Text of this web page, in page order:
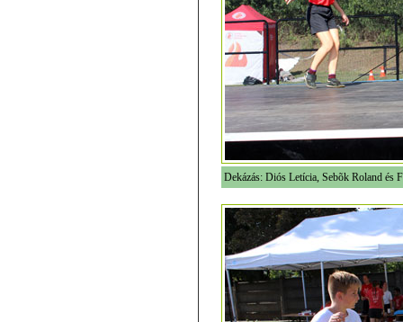
Dekázás: Diós Letícia, Sebõk Roland és